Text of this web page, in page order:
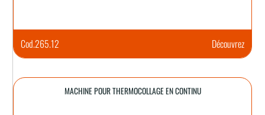
Cod.265.12 Découvrez
MACHINE POUR THERMOCOLLAGE EN CONTINU